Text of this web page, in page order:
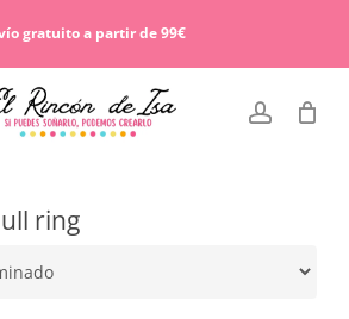
gratuito a partir de 99€
account
Cart
ring